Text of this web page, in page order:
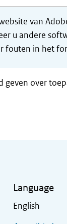
van
u andere
fouten in het
over
Language
English